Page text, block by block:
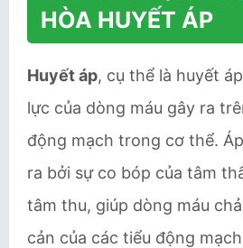
HÒA HUYẾT ÁP
Huyết áp, cụ thể là huyết
lực của dòng máu gây ra
động mạch trong cơ thể.
ra bởi sự co bóp của tâm
tâm thu, giúp dòng máu
cản của các tiểu động